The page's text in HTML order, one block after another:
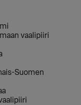
vaalipiiri
Suomen